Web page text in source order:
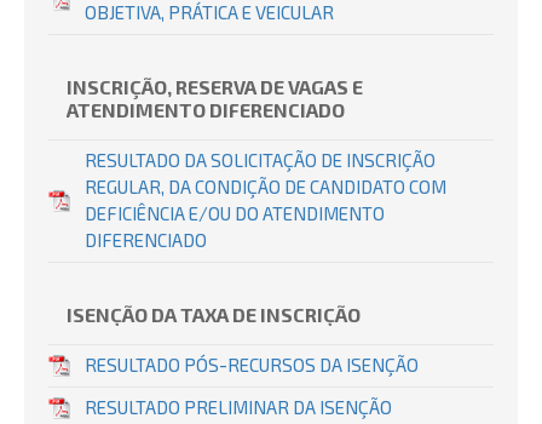
OBJETIVA, PRÁTICA E VEICULAR
INSCRIÇÃO, RESERVA DE VAGAS E
ATENDIMENTO DIFERENCIADO
RESULTADO DA SOLICITAÇÃO DE INSCRIÇÃO
REGULAR, DA CONDIÇÃO DE CANDIDATO COM
DEFICIÊNCIA E/OU DO ATENDIMENTO
DIFERENCIADO
ISENÇÃO DA TAXA DE INSCRIÇÃO
RESULTADO PÓS-RECURSOS DA ISENÇÃO
RESULTADO PRELIMINAR DA ISENÇÃO